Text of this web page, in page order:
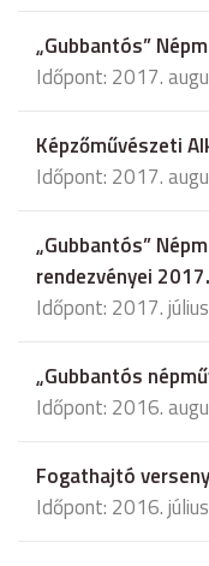
„Gubbantós”
Időpont: 2017.
Képzőművészeti
Időpont: 2017.
„Gubbantós”
rendezvényei 2017.
Időpont: 2017.
„Gubbantós
Időpont: 2016.
Fogathajtó verseny
Időpont: 2016.